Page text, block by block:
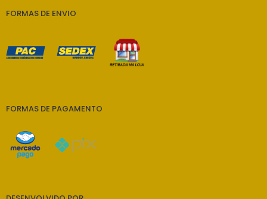
FORMAS DE ENVIO
FORMAS DE PAGAMENTO